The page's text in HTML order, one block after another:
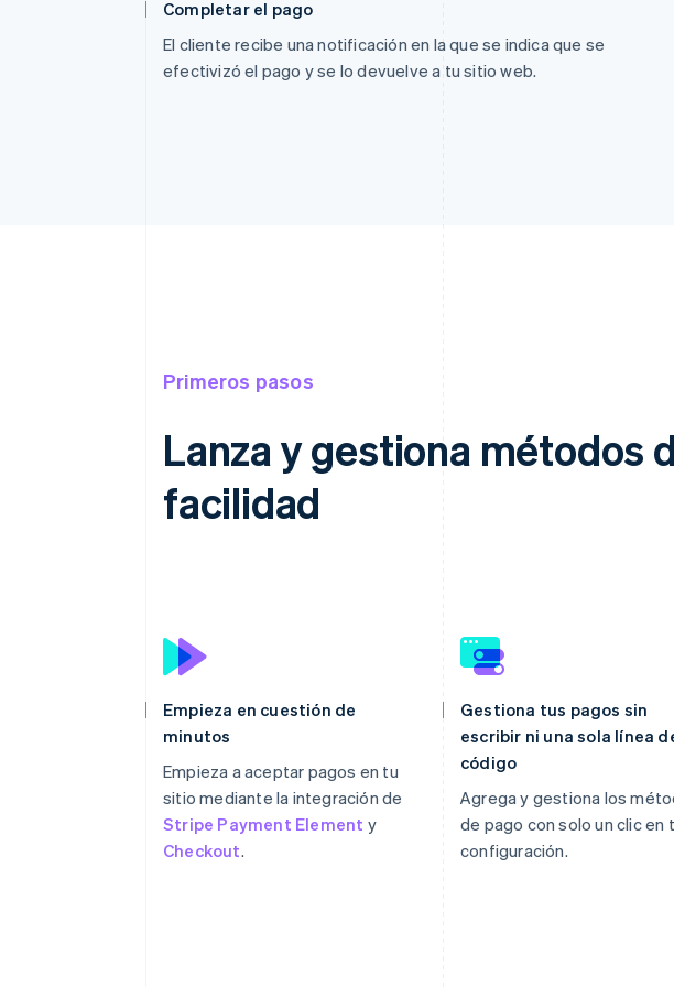
Completar el pago
El cliente recibe una notificación en la que se indica que se
efectivizó el pago y se lo devuelve a tu sitio web.
Primeros pasos
Lanza y gestiona métodos
facilidad
Empieza en cuestión de
minutos
Empieza a aceptar pagos en tu
sitio mediante la integración de
Stripe Payment Element y
Checkout.
Gestiona tus pagos sin
escribir ni una sola línea
código
Agrega y gestiona los
de pago con solo un clic en
configuración.